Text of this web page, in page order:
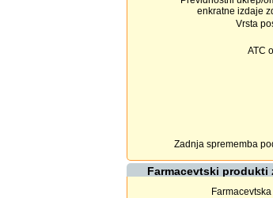
enkratne izdaje
Vrsta
ATC
Zadnja sprememba
Farmacevtski produkti